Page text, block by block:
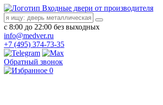
Входные двери от производителя
с 8:00 до 22:00 без выходных
info@medver.ru
+7 (495) 374-73-35
Обратный звонок
0